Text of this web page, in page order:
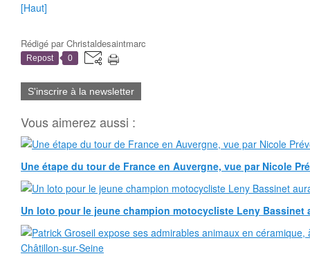
[Haut]
Rédigé parChristaldesaintmarc
Repost 0
S'inscrire à la newsletter
Vous aimerez aussi :
Une étape du tour de France en Auvergne, vue par Nicole
Un loto pour le jeune champion motocycliste Leny Bassinet